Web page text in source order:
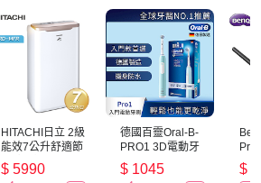
HITACHI日立 2級
能效7公升舒適節
電除濕機 RD-
14FR
$ 5990
德國百靈Oral-B-
PRO1 3D電動牙
刷
$ 1045
Pro
入
黑/
$